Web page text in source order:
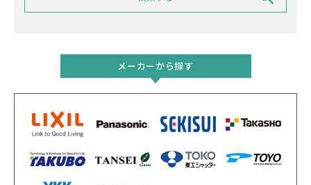
メーカーから探す